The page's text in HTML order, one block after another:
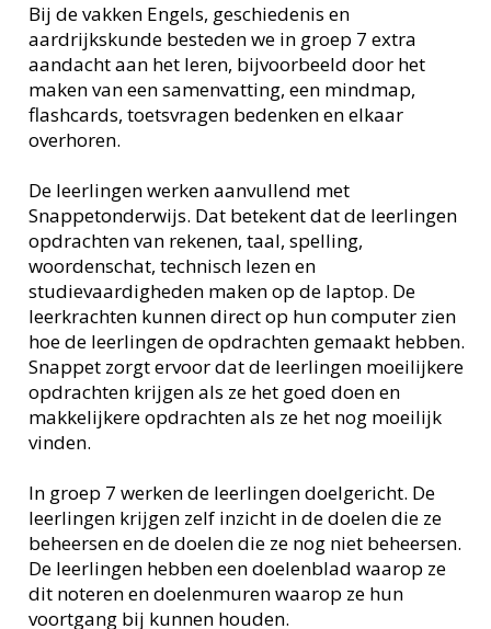
Bij de vakken Engels, geschiedenis en
aardrijkskunde besteden we in groep 7 extra
aandacht aan het leren, bijvoorbeeld door het
maken van een samenvatting, een mindmap,
flashcards, toetsvragen bedenken en elkaar
overhoren.
De leerlingen werken aanvullend met
Snappetonderwijs. Dat betekent dat de leerlingen
opdrachten van rekenen, taal, spelling,
woordenschat, technisch lezen en
studievaardigheden maken op de laptop. De
leerkrachten kunnen direct op hun computer zien
hoe de leerlingen de opdrachten gemaakt hebben.
Snappet zorgt ervoor dat de leerlingen moeilijkere
opdrachten krijgen als ze het goed doen en
makkelijkere opdrachten als ze het nog moeilijk
vinden.
In groep 7 werken de leerlingen doelgericht. De
leerlingen krijgen zelf inzicht in de doelen die ze
beheersen en de doelen die ze nog niet beheersen.
De leerlingen hebben een doelenblad waarop ze
dit noteren en doelenmuren waarop ze hun
voortgang bij kunnen houden.